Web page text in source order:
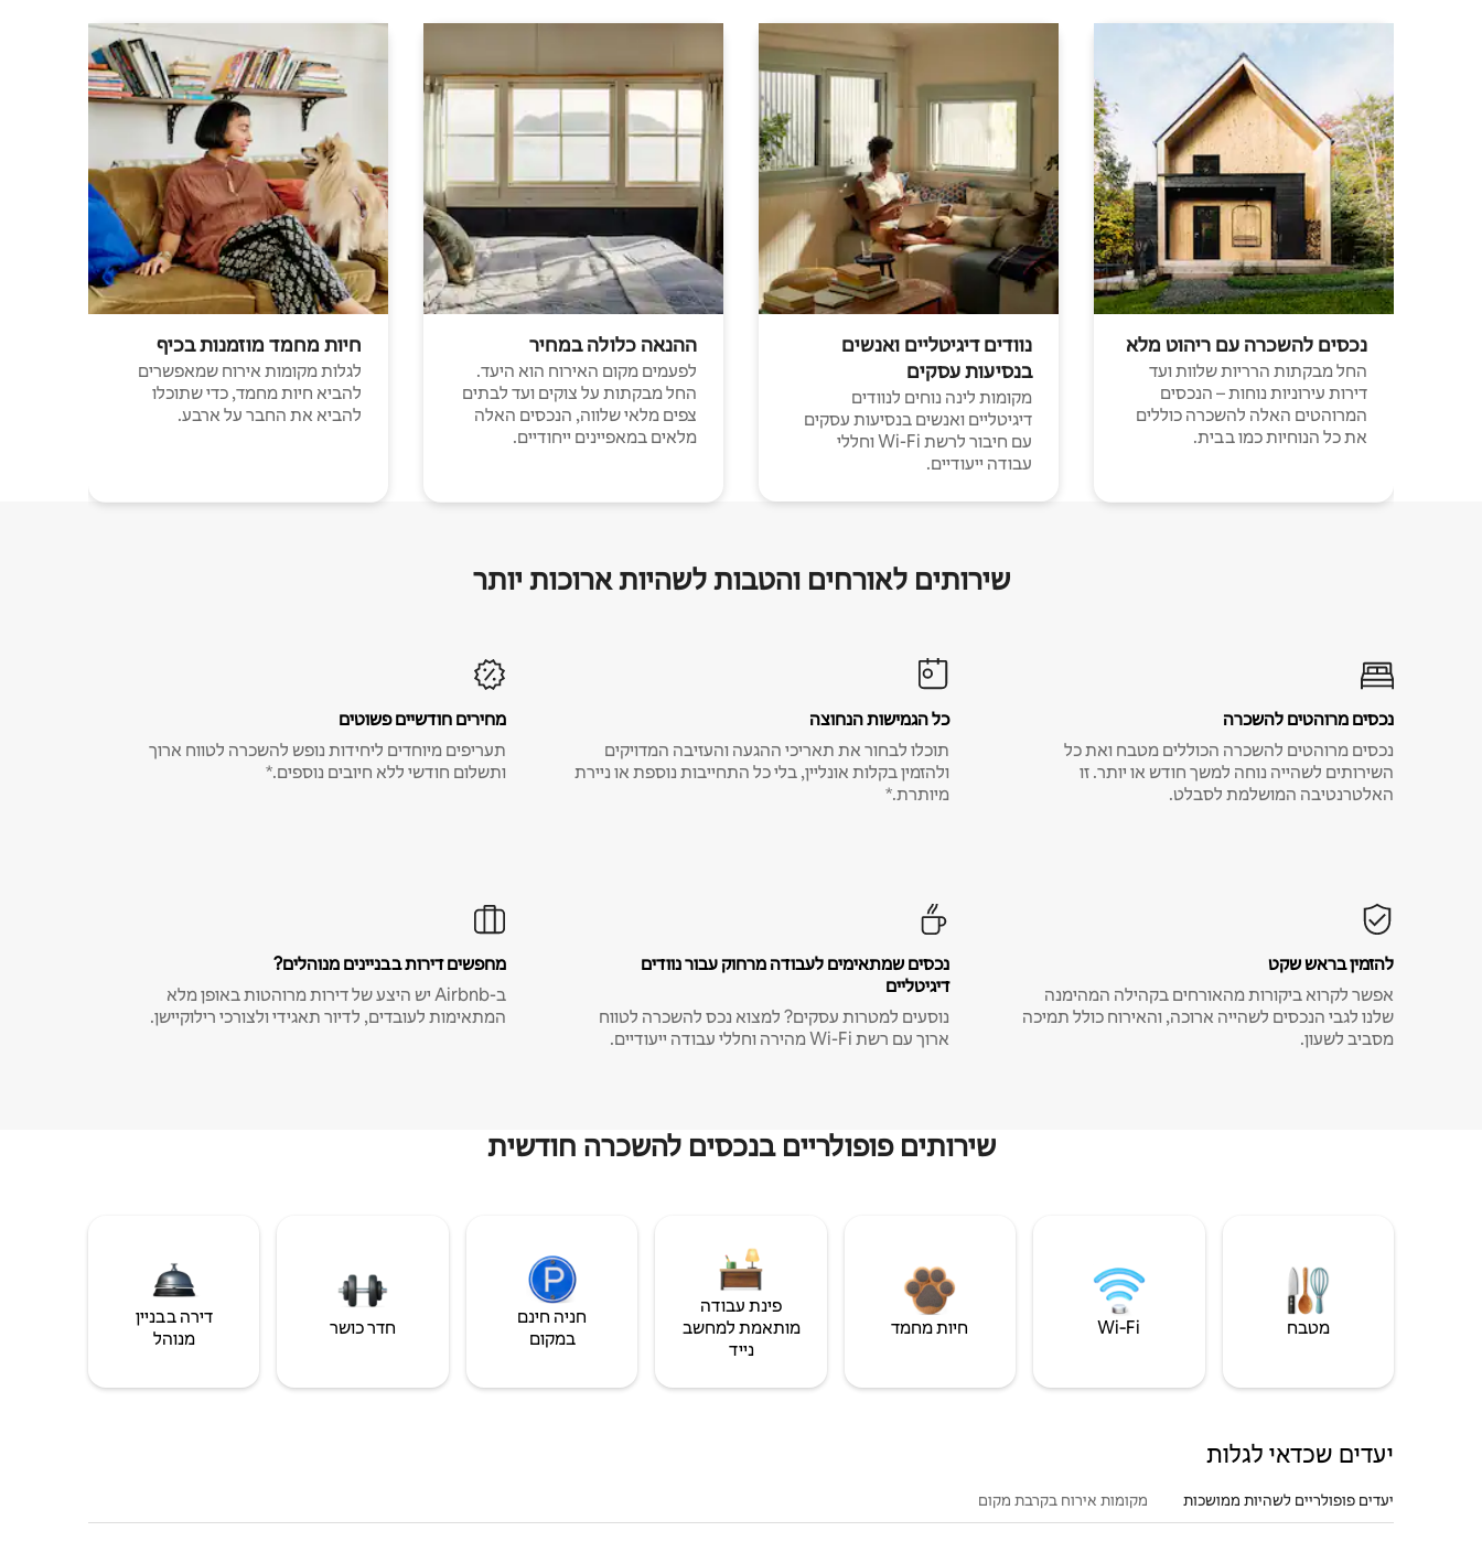
נכסים להשכרה עם ריהוט מלא
החל מבקתות הרריות שלוות ועד
דירות עירוניות נוחות – הנכסים
המרוהטים האלה להשכרה כוללים
את כל הנוחיות כמו בבית.
נוודים דיגיטליים ואנשים
בנסיעות עסקים
מקומות לינה נוחים לנוודים
דיגיטליים ואנשים בנסיעות עסקים
עם חיבור לרשת Wi-Fi וחללי
עבודה ייעודיים.
ההנאה כלולה במחיר
לפעמים מקום האירוח הוא היעד.
החל מבקתות על צוקים ועד לבתים
צפים מלאי שלווה, הנכסים האלה
מלאים במאפיינים ייחודיים.
חיות מחמד מוזמנות בכיף
לגלות מקומות אירוח שמאפשרים
להביא חיות מחמד, כדי שתוכלו
להביא את החבר על ארבע.
שירותים לאורחים והטבות לשהיות ארוכות יותר
נכסים מרוהטים להשכרה
נכסים מרוהטים להשכרה הכוללים מטבח ואת כל
השירותים לשהייה נוחה למשך חודש או יותר. זו
האלטרנטיבה המושלמת לסבלט.
כל הגמישות הנחוצה
תוכלו לבחור את תאריכי ההגעה והעזיבה המדויקים
ולהזמין בקלות אונליין, בלי כל התחייבות נוספת או ניירת
מיותרת.*
מחירים חודשיים פשוטים
תעריפים מיוחדים ליחידות נופש להשכרה לטווח ארוך
ותשלום חודשי ללא חיובים נוספים.*
להזמין בראש שקט
אפשר לקרוא ביקורות מהאורחים בקהילה המהימנה
שלנו לגבי הנכסים לשהייה ארוכה, והאירוח כולל תמיכה
מסביב לשעון.
נכסים שמתאימים לעבודה מרחוק עבור נוודים
דיגיטליים
נוסעים למטרות עסקים? למצוא נכס להשכרה לטווח
ארוך עם רשת Wi-Fi מהירה וחללי עבודה ייעודיים.
מחפשים דירות בבניינים מנוהלים?
ב-Airbnb יש היצע של דירות מרוהטות באופן מלא
המתאימות לעובדים, לדיור תאגידי ולצורכי רילוקיישן.
שירותים פופולריים בנכסים להשכרה חודשית
מטבח Wi‑Fi חיות מחמד
פינת עבודה
מותאמת למחשב
נייד
חניה חינם
במקום
חדר כושר
דירה בבניין
מנוהל
יעדים שכדאי לגלות
יעדים פופולריים לשהיות ממושכות מקומות אירוח בקרבת מקום